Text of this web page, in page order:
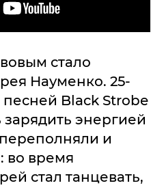
стало
Науменко. 25-
Black Strobe
зарядить энергией
и
во время
стал танцевать,